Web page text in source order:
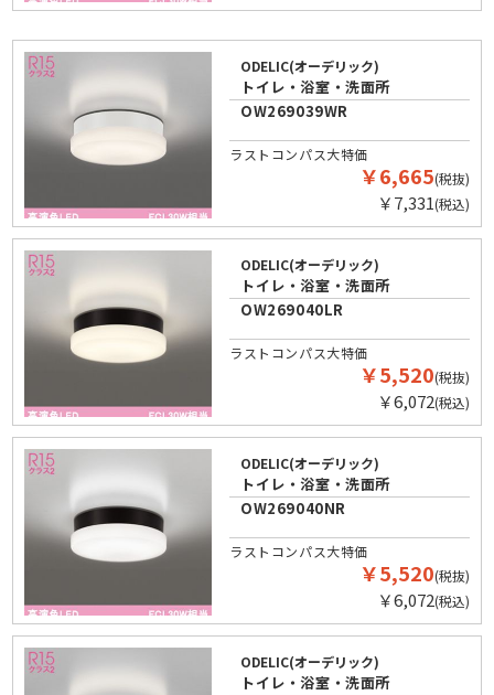
ODELIC(オーデリック)
トイレ・浴室・洗面所
OW269039WR
ラストコンパス大特価
￥6,665(税抜)
￥7,331(税込)
ODELIC(オーデリック)
トイレ・浴室・洗面所
OW269040LR
ラストコンパス大特価
￥5,520(税抜)
￥6,072(税込)
ODELIC(オーデリック)
トイレ・浴室・洗面所
OW269040NR
ラストコンパス大特価
￥5,520(税抜)
￥6,072(税込)
ODELIC(オーデリック)
トイレ・浴室・洗面所